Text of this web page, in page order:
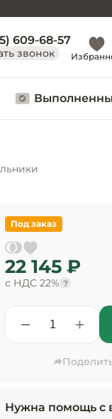
609-68-57
звонок
22 145 ₽
с НДС 22% ?
Под заказ
Нужна помощь с